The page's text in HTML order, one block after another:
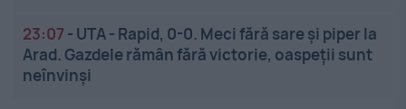
23:07 - UTA - Rapid, 0-0. Meci fără sare și piper la
Arad. Gazdele rămân fără victorie, oaspeții sunt
neînvinși